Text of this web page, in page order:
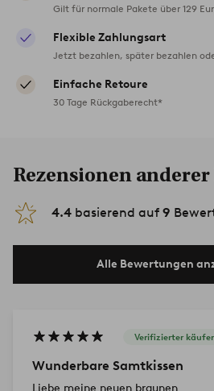
Gilt für normale Pakete über 129
Flexible Zahlungsart
Jetzt bezahlen, später bezahlen
Einfache Retoure
30 Tage Rückgaberecht*
Rezensionen
4.4 basierend auf 9
Alle Bewertungen
Verifizierter käufer
Wunderbare Samtkissen
Liebe meine neuen braunen